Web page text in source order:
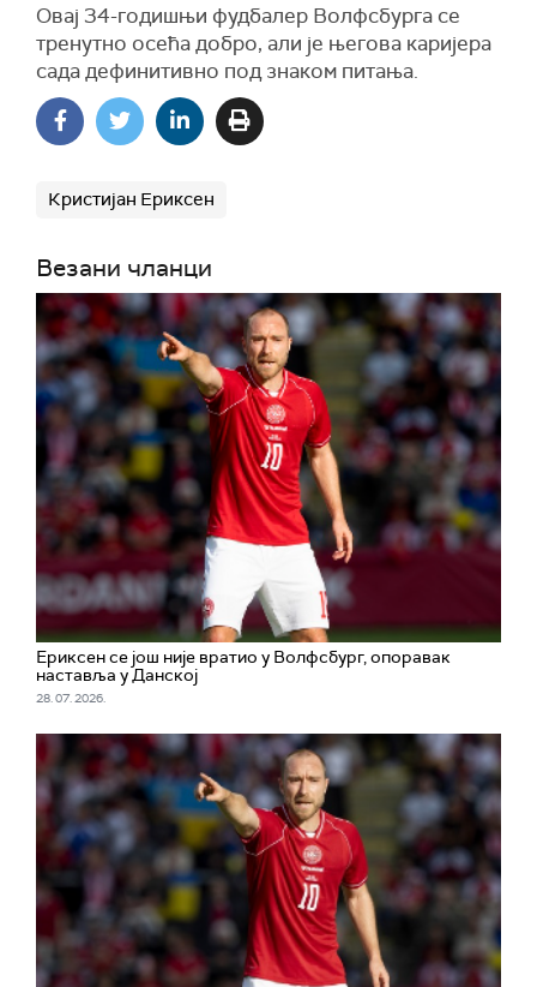
Овај 34-годишњи фудбалер Волфсбурга се
тренутно осећа добро, али је његова каријера
сада дефинитивно под знаком питања.
Кристијан Ериксен
Везани чланци
Ериксен се још није вратио у Волфсбург, опоравак
наставља у Данској
28. 07. 2026.